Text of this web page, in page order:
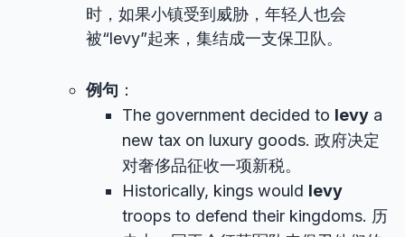
时，如果小镇受到威胁，年轻人也会
被“levy”起来，集结成一支保卫队。
例句 ：
The government decided to levy a
new tax on luxury goods. 政府决定
对奢侈品征收一项新税。
Historically, kings would levy
troops to defend their kingdoms. 历